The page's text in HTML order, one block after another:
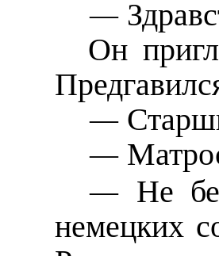
—
Он
—
—
— Не
немецких